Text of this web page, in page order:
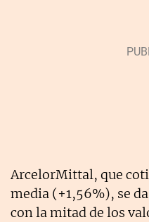
ArcelorMittal, que
media (+1,56%), se
con la mitad de los